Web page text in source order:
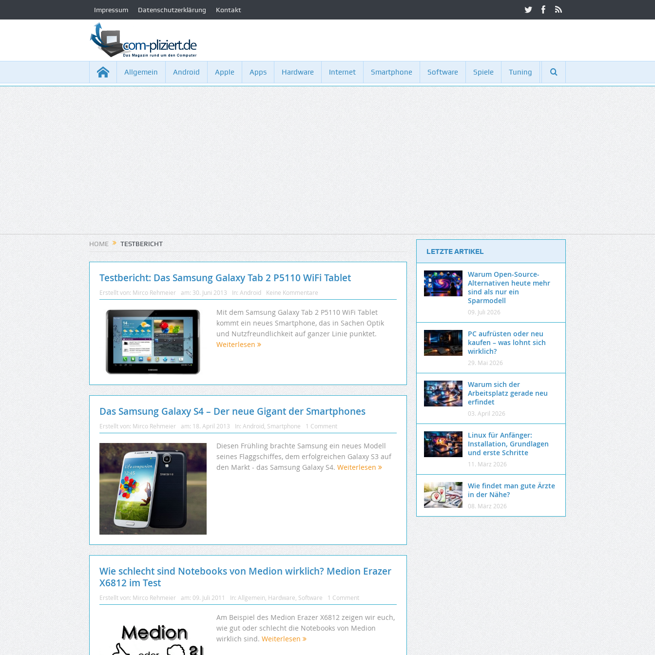
Impressum Datenschutzerklärung Kontakt
Allgemein Android Apple Apps Hardware Internet Smartphone Software Spiele Tuning
HOME TESTBERICHT
Testbericht: Das Samsung Galaxy Tab 2 P5110 WiFi Tablet
Erstellt von: Mirco Rehmeier am: 30. Juni 2013 In: Android Keine Kommentare
Mit dem Samsung Galaxy Tab 2 P5110 WiFi Tablet
kommt ein neues Smartphone, das in Sachen Optik
und Nutzfreundlichkeit auf ganzer Linie punktet.
Weiterlesen
Das Samsung Galaxy S4 – Der neue Gigant der Smartphones
Erstellt von: Mirco Rehmeier am: 18. April 2013 In: Android Smartphone 1 Comment
Diesen Frühling brachte Samsung ein neues Modell
seines Flaggschiffes, dem erfolgreichen Galaxy S3 auf
den Markt - das Samsung Galaxy S4. Weiterlesen
Wie schlecht sind Notebooks von Medion wirklich? Medion Erazer
X6812 im Test
Erstellt von: Mirco Rehmeier am: 09. Juli 2011 In: Allgemein Hardware Software 1 Comment
Am Beispiel des Medion Erazer X6812 zeigen wir euch,
wie gut oder schlecht die Notebooks von Medion
wirklich sind. Weiterlesen
LETZTE ARTIKEL
Warum Open-Source-
Alternativen heute mehr
sind als nur ein
Sparmodell
09. Juli 2026
PC aufrüsten oder neu
kaufen – was lohnt sich
wirklich?
29. Mai 2026
Warum sich der
Arbeitsplatz gerade neu
erfindet
03. April 2026
Linux für Anfänger:
Installation, Grundlagen
und erste Schritte
11. März 2026
Wie findet man gute Ärzte
in der Nähe?
08. März 2026